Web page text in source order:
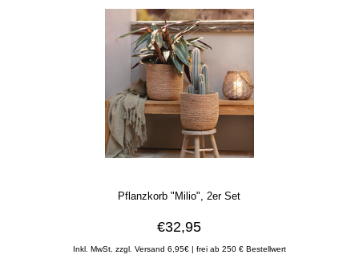
Pflanzkorb "Milio", 2er Set
€32,95
Inkl. MwSt. zzgl. Versand 6,95€ | frei ab 250 € Bestellwert